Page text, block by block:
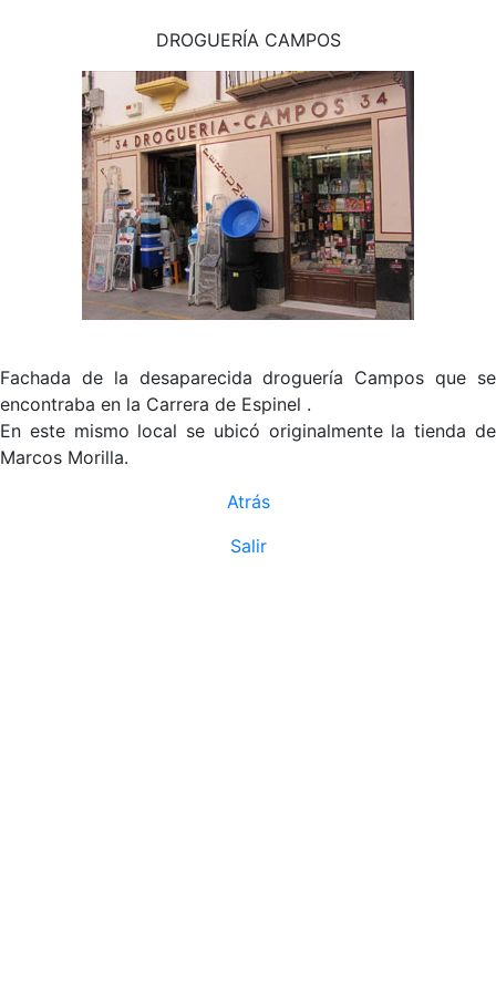
DROGUERÍA CAMPOS
Fachada de la desaparecida droguería Campos que se
encontraba en la Carrera de Espinel .
En este mismo local se ubicó originalmente la tienda de
Marcos Morilla.
Atrás
Salir